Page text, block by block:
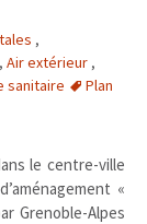
,
, Air extérieur ,
sanitaire
Plan
le centre-ville
«
Grenoble-Alpes